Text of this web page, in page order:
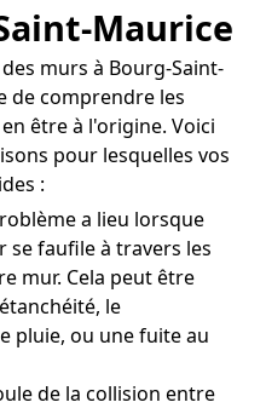
Maurice
murs à Bourg-Saint-
de comprendre les
être à l'origine. Voici
pour lesquelles vos
:
a lieu lorsque
se faufile à travers les
mur. Cela peut être
le
pluie, ou une fuite au
de la collision entre